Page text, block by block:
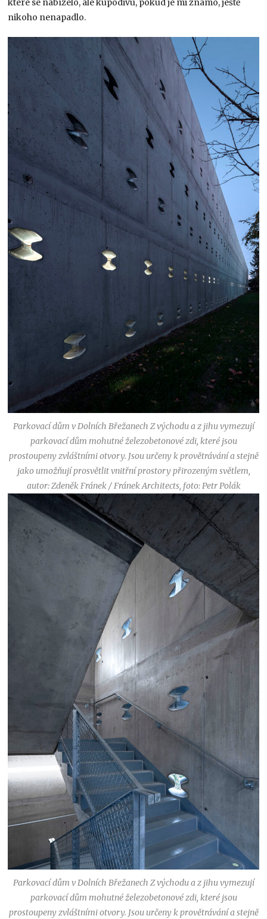
které se nabízelo, ale kupodivu, pokud je mi známo, ještě
nikoho nenapadlo.
Parkovací dům v Dolních Břežanech Z východu a z jihu vymezují
parkovací dům mohutné železobetonové zdi, které jsou
prostoupeny zvláštními otvory. Jsou určeny k provětrávání a stejně
jako umožňují prosvětlit vnitřní prostory přirozeným světlem,
autor: Zdeněk Fránek / Fránek Architects, foto: Petr Polák
Parkovací dům v Dolních Břežanech Z východu a z jihu vymezují
parkovací dům mohutné železobetonové zdi, které jsou
prostoupeny zvláštními otvory. Jsou určeny k provětrávání a stejně